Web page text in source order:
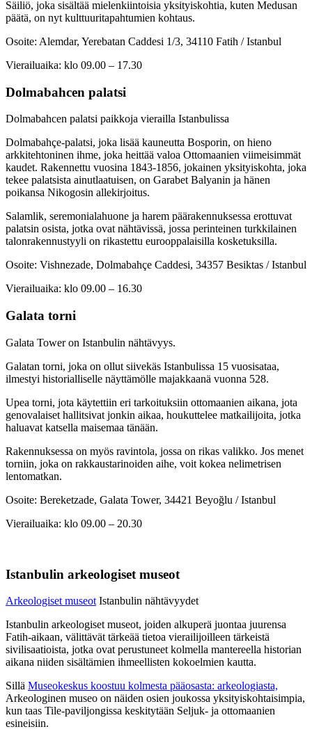
Säiliö, joka sisältää mielenkiintoisia yksityiskohtia, kuten Medusan
päätä, on nyt kulttuuritapahtumien kohtaus.
Osoite: Alemdar, Yerebatan Caddesi 1/3, 34110 Fatih / Istanbul
Vierailuaika: klo 09.00 – 17.30
Dolmabahcen palatsi
Dolmabahcen palatsi paikkoja vierailla Istanbulissa
Dolmabahçe-palatsi, joka lisää kauneutta Bosporin, on hieno
arkkitehtoninen ihme, joka heittää valoa Ottomaanien viimeisimmät
kaudet. Rakennettu vuosina 1843-1856, jokainen yksityiskohta, joka
tekee palatsista ainutlaatuisen, on Garabet Balyanin ja hänen
poikansa Nikogosin allekirjoitus.
Salamlik, seremonialahuone ja harem päärakennuksessa erottuvat
palatsin osista, jotka ovat nähtävissä, jossa perinteinen turkkilainen
talonrakennustyyli on rikastettu eurooppalaisilla kosketuksilla.
Osoite: Vishnezade, Dolmabahçe Caddesi, 34357 Besiktas / Istanbul
Vierailuaika: klo 09.00 – 16.30
Galata torni
Galata Tower on Istanbulin nähtävyys.
Galatan torni, joka on ollut siivekäs Istanbulissa 15 vuosisataa,
ilmestyi historialliselle näyttämölle majakkaanä vuonna 528.
Upea torni, jota käytettiin eri tarkoituksiin ottomaanien aikana, jota
genovalaiset hallitsivat jonkin aikaa, houkuttelee matkailijoita, jotka
haluavat katsella maisemaa tänään.
Rakennuksessa on myös ravintola, jossa on rikas valikko. Jos menet
torniin, joka on rakkaustarinoiden aihe, voit kokea nelimetrisen
lentomatkan.
Osoite: Bereketzade, Galata Tower, 34421 Beyoğlu / Istanbul
Vierailuaika: klo 09.00 – 20.30
Istanbulin arkeologiset museot
Arkeologiset museot Istanbulin nähtävyydet
Istanbulin arkeologiset museot, joiden alkuperä juontaa juurensa
Fatih-aikaan, välittävät tärkeää tietoa vierailijoilleen tärkeistä
sivilisaatioista, jotka ovat perustuneet kolmella mantereella historian
aikana niiden sisältämien ihmeellisten kokoelmien kautta.
Sillä Museokeskus koostuu kolmesta pääosasta: arkeologiasta,
Arkeologinen museo on näiden osien joukossa yksityiskohtaisimpia,
kun taas Tile-paviljongissa keskitytään Seljuk- ja ottomaanien
esineisiin.